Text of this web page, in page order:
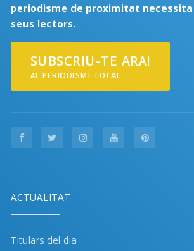
periodisme de proximitat
seus lectors.
SUBSCRIU-TE ARA!
AL PERIODISME LOCAL
ACTUALITAT
Titulars del dia